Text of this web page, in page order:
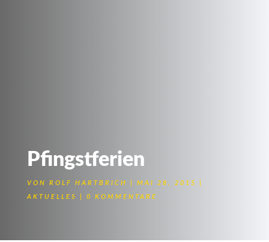
Pfingstferien
VON ROLF HARTBRICH MAI 28, 2015
AKTUELLES 0 KOMMENTARE